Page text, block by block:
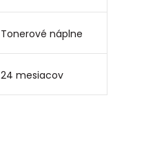
Tonerové náplne
24 mesiacov